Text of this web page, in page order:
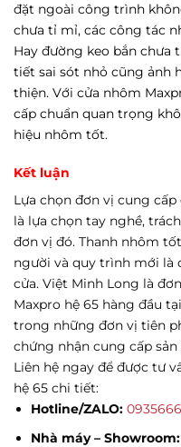
đặt ngoài công trình
chưa tỉ mỉ, các công tác
Hay đường keo bắn chưa
tiết sai sót nhỏ cũng ảnh
thiện. Với cửa nhôm
cấp chuẩn quan trọng
hiệu nhôm tốt.
Kết luận
Lựa chọn đơn vị cung
là lựa chọn tay nghề,
đơn vị đó. Thanh nhôm
người và quy trình mới là
cửa. Việt Minh Long là
Maxpro hệ 65 hàng đầu
trong những đơn vị tiên
chứng nhận cung cấp
Liên hệ ngay để được tư
hệ 65 chi tiết:
Hotline/ZALO:
Nhà máy – Showroom: